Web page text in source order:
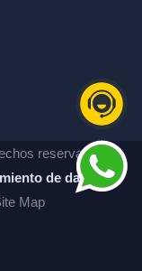
reservados. |
de datos
Map